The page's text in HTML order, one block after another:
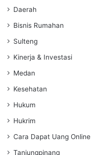
Daerah
Bisnis Rumahan
Sulteng
Kinerja & Investasi
Medan
Kesehatan
Hukum
Hukrim
Cara Dapat Uang Online
Tanjungpinang